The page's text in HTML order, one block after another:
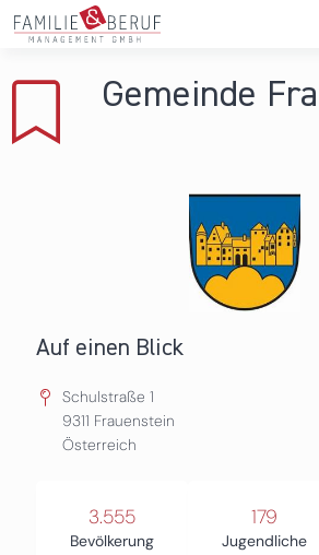
Direkt zum Inhalt
Gemeinden
Persönliche Vereinbarkeit
Gemeinde
Auf einen Blick
Schulstraße 1
9311 Frauenstein
Österreich
3.555
Bevölkerung
179
Jugendliche